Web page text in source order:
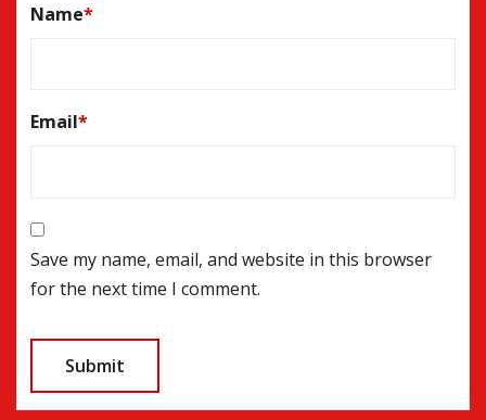
Name*
Email*
Save my name, email, and website in this browser
for the next time I comment.